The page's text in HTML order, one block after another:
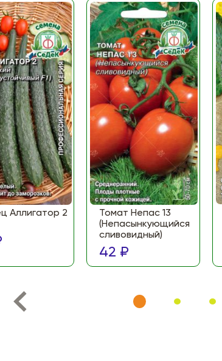
Аллигатор 2
Томат Непас 13
(Непасынкующийся
сливовидный)
42 ₽